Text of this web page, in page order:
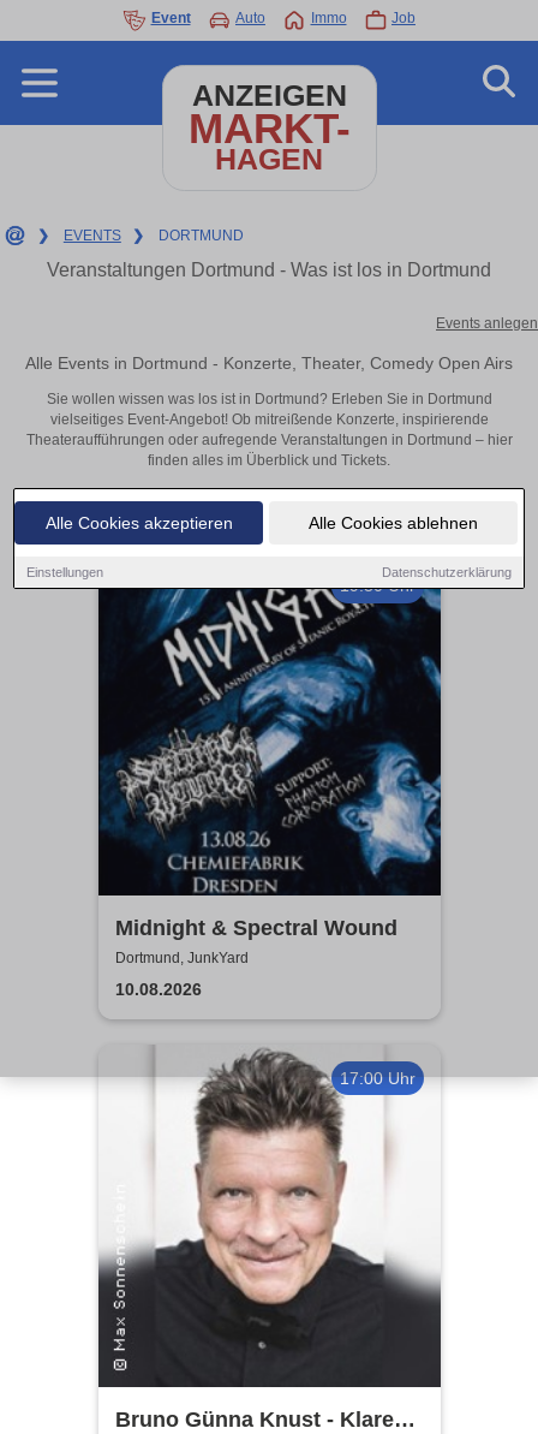
Alle Cookies akzeptieren Alle Cookies ablehnen
Einstellungen Datenschutzerklärung
Event Auto Immo Job
ANZEIGEN
MARKT-
HAGEN
❯ EVENTS ❯ DORTMUND
Veranstaltungen Dortmund - Was ist los in Dortmund
Events anlegen
Alle Events in Dortmund - Konzerte, Theater, Comedy Open Airs
Sie wollen wissen was los ist in Dortmund? Erleben Sie in Dortmund
vielseitiges Event-Angebot! Ob mitreißende Konzerte, inspirierende
Theateraufführungen oder aufregende Veranstaltungen in Dortmund – hier
finden alles im Überblick und Tickets.
19:30 Uhr
Midnight & Spectral Wound
Dortmund, JunkYard
10.08.2026
17:00 Uhr
Bruno Günna Knust - Klare